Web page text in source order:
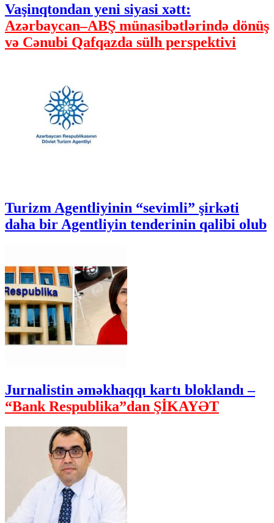
Vaşinqtondan yeni siyasi xətt:
Azərbaycan–ABŞ münasibətlərində dönüş
və Cənubi Qafqazda sülh perspektivi
Turizm Agentliyinin “sevimli” şirkəti
daha bir Agentliyin tenderinin qalibi olub
Jurnalistin əməkhaqqı kartı bloklandı –
“Bank Respublika”dan ŞİKAYƏT